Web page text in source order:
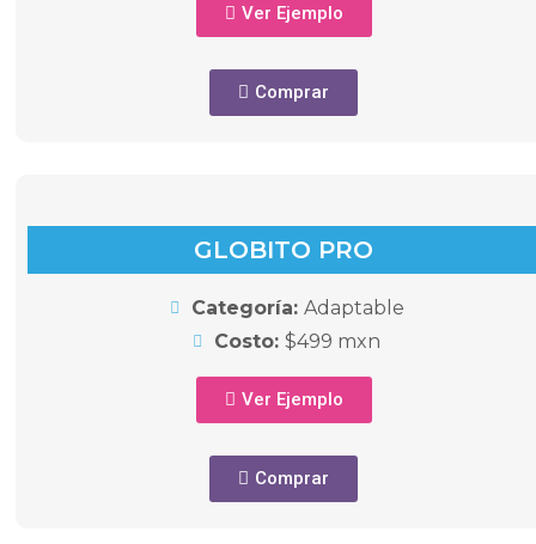
Ver Ejemplo
Comprar
GLOBITO PRO
Categoría: Adaptable
Costo:$499 mxn
Ver Ejemplo
Comprar